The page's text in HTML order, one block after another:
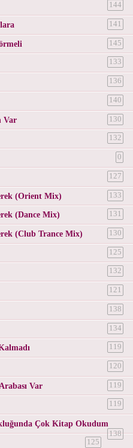
144
141
145
133
136
140
Var 130
132
0
127
(Orient Mix) 133
(Dance Mix) 131
(Club Trance Mix) 130
125
132
121
138
134
119
120
Var 119
119
Çok Kitap Okudum
138
125